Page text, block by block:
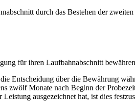
durch das Bestehen der
für ihren Laufbahnabschnitt
Entscheidung über die Bewährung
zwölf Monate nach Beginn der
ausgezeichnet hat, ist dies